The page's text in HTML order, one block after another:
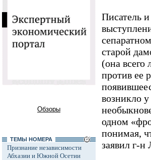
Обзоры
ТЕМЫ НОМЕРА
Признание независимости
Абхазии и Южной Осетии
Писатель
старой
(она всего
против ее
возникло
одном
понимая,
заявил г-